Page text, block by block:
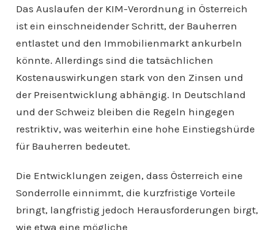
Das Auslaufen der KIM-Verordnung in Österreich
ist ein einschneidender Schritt, der Bauherren
entlastet und den Immobilienmarkt ankurbeln
könnte. Allerdings sind die tatsächlichen
Kostenauswirkungen stark von den Zinsen und
der Preisentwicklung abhängig. In Deutschland
und der Schweiz bleiben die Regeln hingegen
restriktiv, was weiterhin eine hohe Einstiegshürde
für Bauherren bedeutet.
Die Entwicklungen zeigen, dass Österreich eine
Sonderrolle einnimmt, die kurzfristige Vorteile
bringt, langfristig jedoch Herausforderungen birgt,
wie etwa eine mögliche